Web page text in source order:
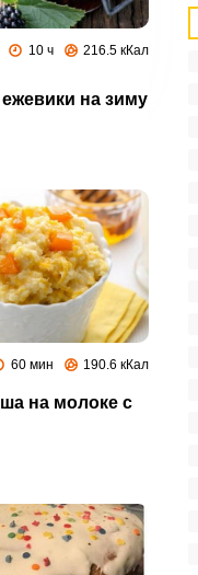
10 ч 216.5 кКал
на зиму
60 мин 190.6 кКал
на молоке с